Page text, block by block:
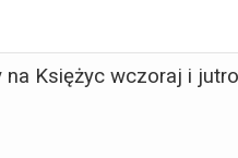
na Księżyc wczoraj i jutro